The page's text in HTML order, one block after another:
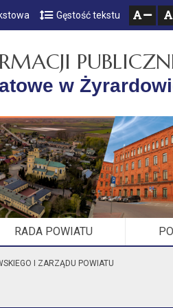
głównego menu
do treści
mapy serwisuGęstość tekstu
w
RADA POWIATU
I ZARZĄDU POWIATU